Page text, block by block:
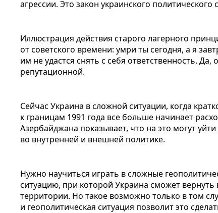
агрессии. Это закон украинского политического
Иллюстрация действия старого лагерного
от советского времени: умри ты сегодня, а я
им не удастся снять с себя ответственность.
репутационной.
Сейчас Украина в сложной ситуации, когда
к границам 1991 года все больше начинает
Азербайджана показывает, что на это могут
во внутренней и внешней политике.
Нужно научиться играть в сложные
ситуацию, при которой Украина сможет
территории. Но такое возможно только в том
и геополитическая ситуация позволит это